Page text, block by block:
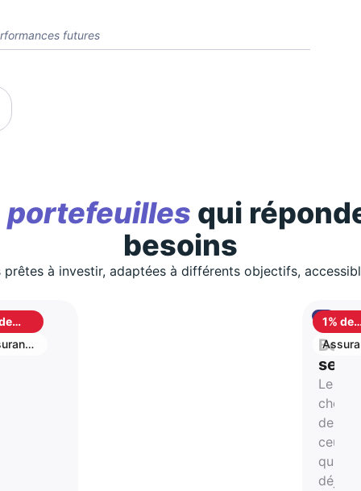
futures
portefeuilles qui
besoins
à investir, adaptées à différents objectifs,
1% de
vie
Best-
seller
Le
choix
de
ceux
qui ont
déjà